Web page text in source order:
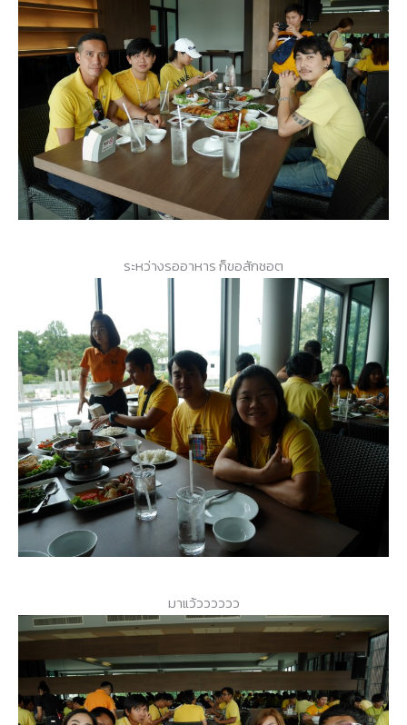
ระหว่างรออาหาร ก็ขอสักชอต
มาแว้วววววว